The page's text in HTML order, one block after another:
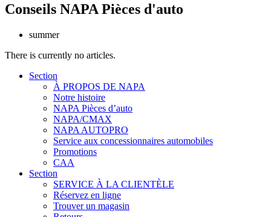
Conseils NAPA Pièces d'auto
summer
There is currently no articles.
Section
À PROPOS DE NAPA
Notre histoire
NAPA Pièces d’auto
NAPA/CMAX
NAPA AUTOPRO
Service aux concessionnaires automobiles
Promotions
CAA
Section
SERVICE À LA CLIENTÈLE
Réservez en ligne
Trouver un magasin